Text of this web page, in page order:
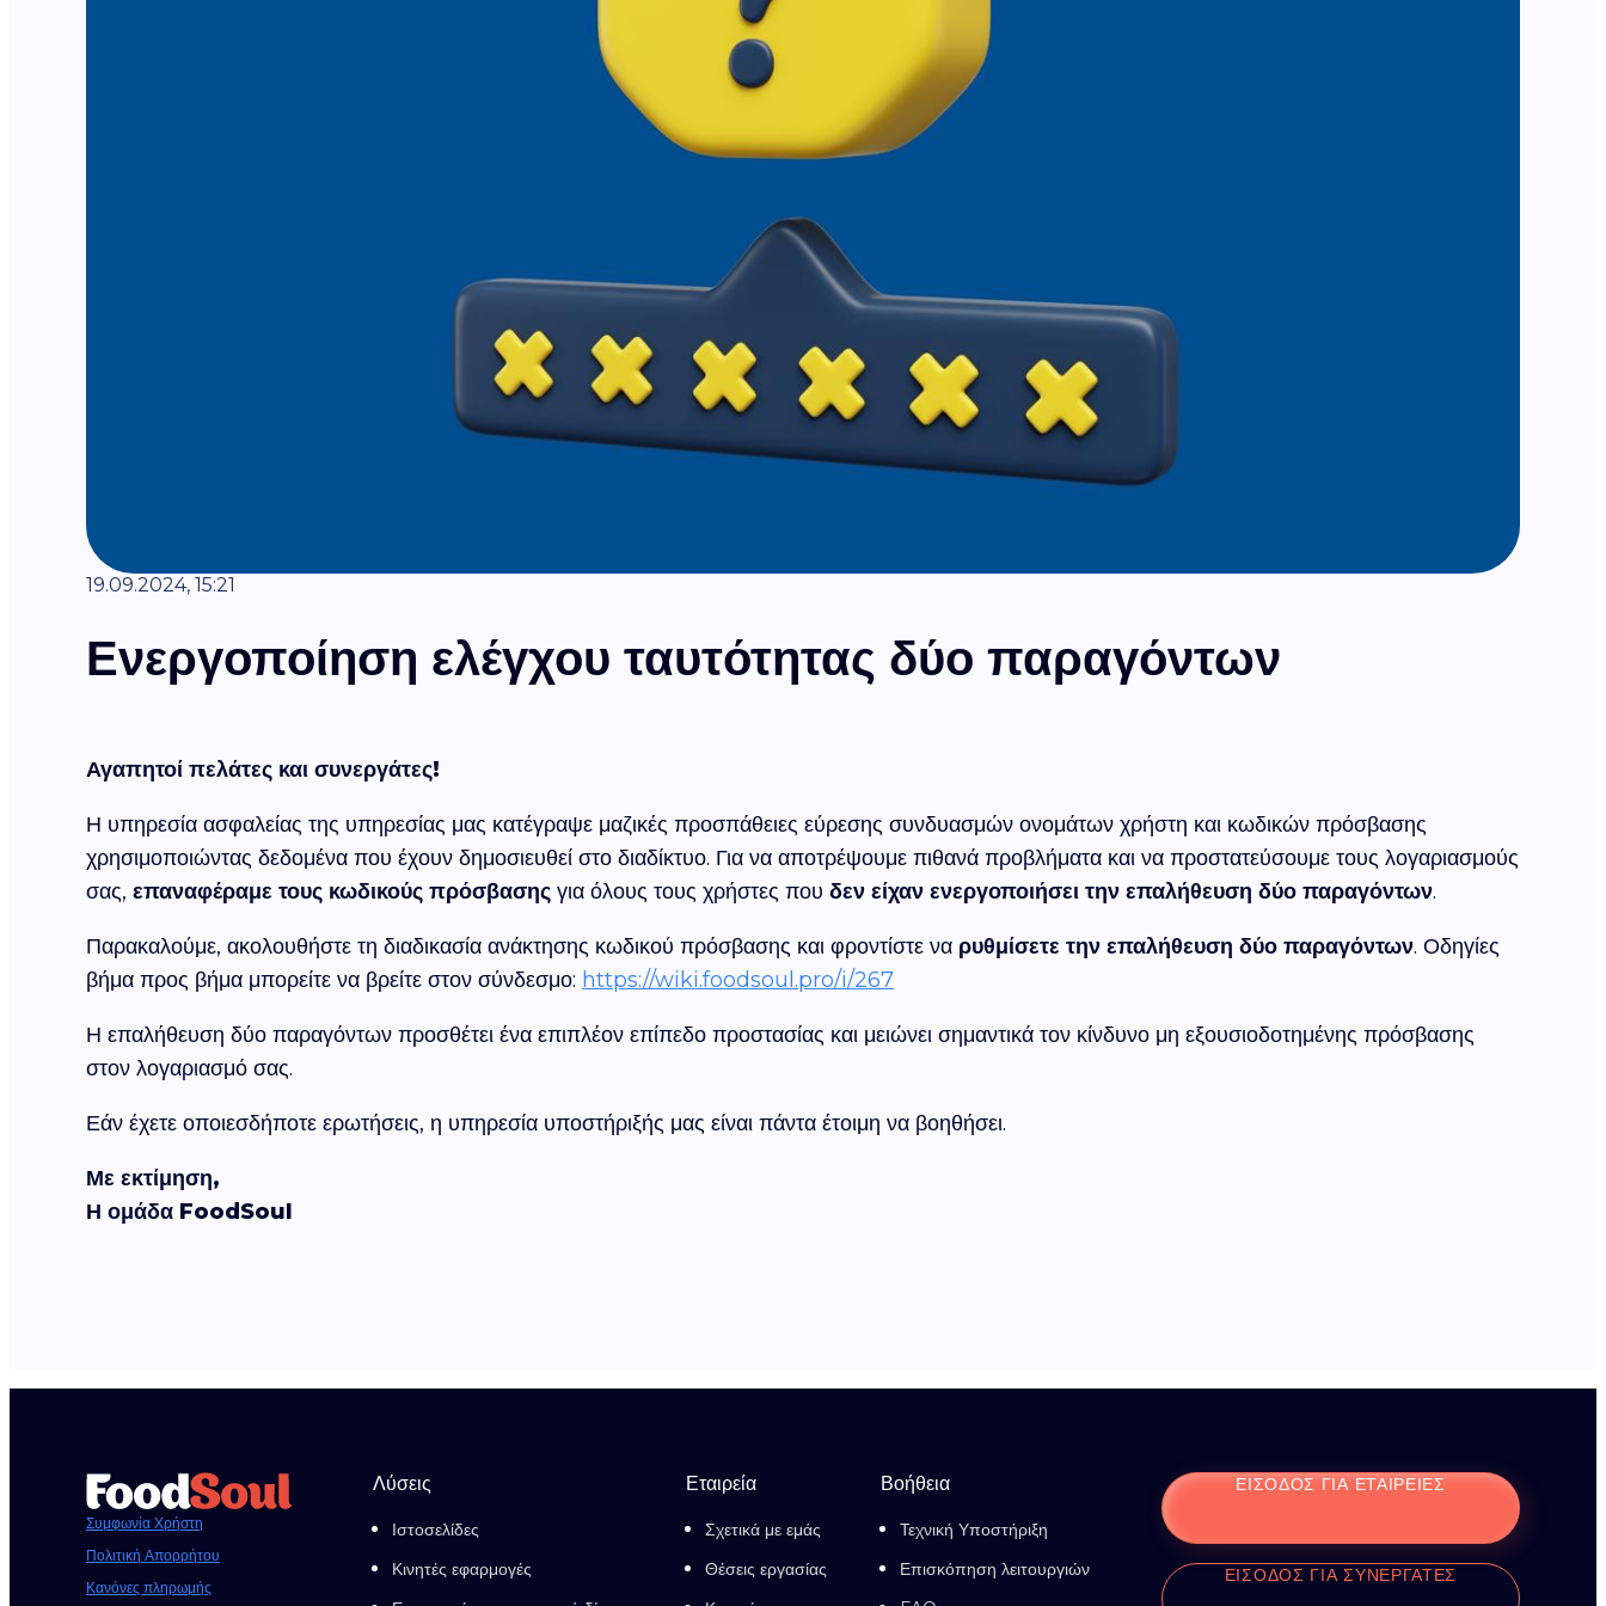
19.09.2024, 15:21
Ενεργοποίηση ελέγχου ταυτότητας δύο παραγόντων
Αγαπητοί πελάτες και συνεργάτες!
Η υπηρεσία ασφαλείας της υπηρεσίας μας κατέγραψε μαζικές προσπάθειες εύρεσης συνδυασμών ονομάτων χρήστη και κωδικών πρόσβασης
χρησιμοποιώντας δεδομένα που έχουν δημοσιευθεί στο διαδίκτυο. Για να αποτρέψουμε πιθανά προβλήματα και να προστατεύσουμε τους λογαριασμούς
σας, επαναφέραμε τους κωδικούς πρόσβασης για όλους τους χρήστες που δεν είχαν ενεργοποιήσει την επαλήθευση δύο παραγόντων.
Παρακαλούμε, ακολουθήστε τη διαδικασία ανάκτησης κωδικού πρόσβασης και φροντίστε να ρυθμίσετε την επαλήθευση δύο παραγόντων. Οδηγίες
βήμα προς βήμα μπορείτε να βρείτε στον σύνδεσμο: https://wiki.foodsoul.pro/i/267
Η επαλήθευση δύο παραγόντων προσθέτει ένα επιπλέον επίπεδο προστασίας και μειώνει σημαντικά τον κίνδυνο μη εξουσιοδοτημένης πρόσβασης
στον λογαριασμό σας.
Εάν έχετε οποιεσδήποτε ερωτήσεις, η υπηρεσία υποστήριξής μας είναι πάντα έτοιμη να βοηθήσει.
Με εκτίμηση,
Η ομάδα FoodSoul
Συμφωνία Χρήστη
Πολιτική Απορρήτου
Κανόνες πληρωμής
Λύσεις
Ιστοσελίδες
Κινητές εφαρμογές
Εταιρεία
Σχετικά με εμάς
Θέσεις εργασίας
Βοήθεια
Τεχνική Υποστήριξη
Επισκόπηση λειτουργιών
ΕΊΣΟΔΟΣ ΓΙΑ ΕΤΑΙΡΕΊΕΣ
ΕΊΣΟΔΟΣ ΓΙΑ ΣΥΝΕΡΓΆΤΕΣ